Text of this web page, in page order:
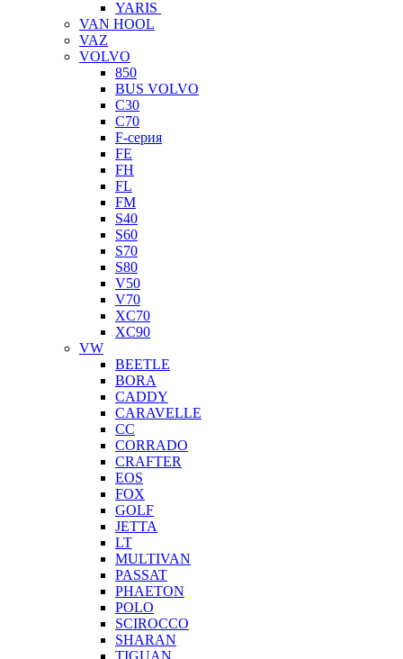
YARIS
VAN HOOL
VAZ
VOLVO
850
BUS VOLVO
C30
C70
F-серия
FE
FH
FL
FM
S40
S60
S70
S80
V50
V70
XC70
XC90
VW
BEETLE
BORA
CADDY
CARAVELLE
CC
CORRADO
CRAFTER
EOS
FOX
GOLF
JETTA
LT
MULTIVAN
PASSAT
PHAETON
POLO
SCIROCCO
SHARAN
TIGUAN